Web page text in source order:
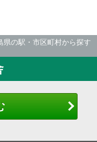
県の駅・市区町村から探す